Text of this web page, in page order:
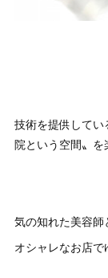
技術を提供して
院という空間〟を
気の知れた美容師
オシャレなお店で